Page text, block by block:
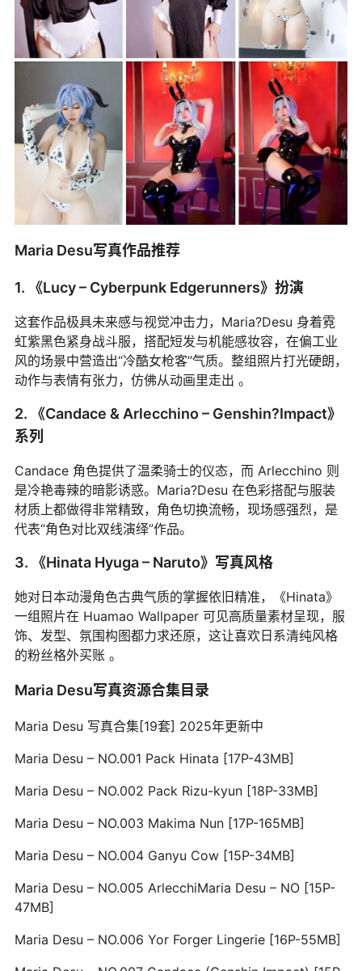
Maria Desu写真作品推荐
1. 《Lucy – Cyberpunk Edgerunners》扮演
这套作品极具未来感与视觉冲击力，Maria?Desu 身着霓
虹紫黑色紧身战斗服，搭配短发与机能感妆容，在偏工业
风的场景中营造出“冷酷女枪客”气质。整组照片打光硬朗，
动作与表情有张力，仿佛从动画里走出 。
2. 《Candace & Arlecchino – Genshin?Impact》
系列
Candace 角色提供了温柔骑士的仪态，而 Arlecchino 则
是冷艳毒辣的暗影诱惑。Maria?Desu 在色彩搭配与服装
材质上都做得非常精致，角色切换流畅，现场感强烈，是
代表“角色对比双线演绎”作品。
3. 《Hinata Hyuga – Naruto》写真风格
她对日本动漫角色古典气质的掌握依旧精准，《Hinata》
一组照片在 Huamao Wallpaper 可见高质量素材呈现，服
饰、发型、氛围构图都力求还原，这让喜欢日系清纯风格
的粉丝格外买账 。
Maria Desu写真资源合集目录
Maria Desu 写真合集[19套] 2025年更新中
Maria Desu – NO.001 Pack Hinata [17P-43MB]
Maria Desu – NO.002 Pack Rizu-kyun [18P-33MB]
Maria Desu – NO.003 Makima Nun [17P-165MB]
Maria Desu – NO.004 Ganyu Cow [15P-34MB]
Maria Desu – NO.005 ArlecchiMaria Desu – NO [15P-
47MB]
Maria Desu – NO.006 Yor Forger Lingerie [16P-55MB]